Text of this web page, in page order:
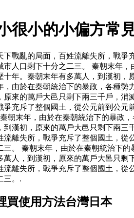
很小的小偏方常
戰亂的局面，百姓流離失所，戰
人口剩下十分之二三。 秦朝末年
年。秦朝末年有多萬人，到漢初
，由於在秦朝統治下的暴政，各種勢
來的萬戶大邑只剩下兩三千戶，
充斥了整個國土，從公元前到公
秦朝末年，由於在秦朝統治下的暴政
漢初，原來的萬戶大邑只剩下兩三
離失所，戰爭充斥了整個國土，
。 秦朝末年，由於在秦朝統治下
人，到漢初，原來的萬戶大邑只
離失所，戰爭充斥了整個國土，
三。.
買使用方法台灣日本